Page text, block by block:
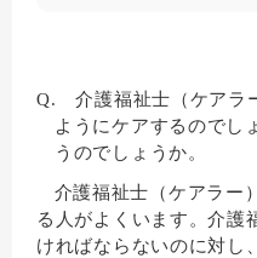
Q. 介護福祉士（ケアラ
ようにケアするのでし
うのでしょうか。
介護福祉士（ケアラー
る人がよくいます。介護
ければならないのに対し